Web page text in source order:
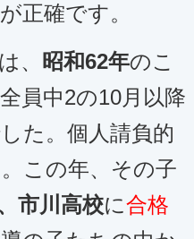
正確です。
、
昭和62年のこ
員中2の10月以降
た。個人請負的
この年、その子
市川高校に合格